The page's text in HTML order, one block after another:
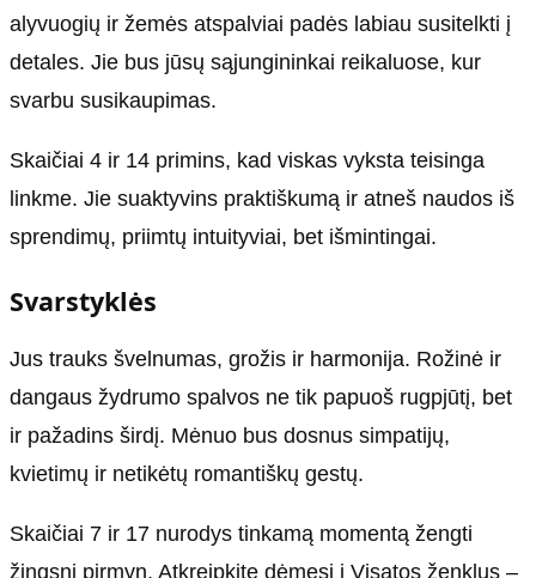
alyvuogių ir žemės atspalviai padės labiau susitelkti į
detales. Jie bus jūsų sąjungininkai reikaluose, kur
svarbu susikaupimas.
Skaičiai 4 ir 14 primins, kad viskas vyksta teisinga
linkme. Jie suaktyvins praktiškumą ir atneš naudos iš
sprendimų, priimtų intuityviai, bet išmintingai.
Svarstyklės
Jus trauks švelnumas, grožis ir harmonija. Rožinė ir
dangaus žydrumo spalvos ne tik papuoš rugpjūtį, bet
ir pažadins širdį. Mėnuo bus dosnus simpatijų,
kvietimų ir netikėtų romantiškų gestų.
Skaičiai 7 ir 17 nurodys tinkamą momentą žengti
žingsnį pirmyn. Atkreipkite dėmesį į Visatos ženklus –